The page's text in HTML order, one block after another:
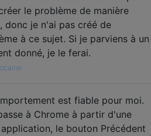
le problème de manière
donc je n'ai pas créé de
à ce sujet. Si je parviens à un
donné, je le ferai.
est fiable pour moi.
à Chrome à partir d'une
le bouton Précédent